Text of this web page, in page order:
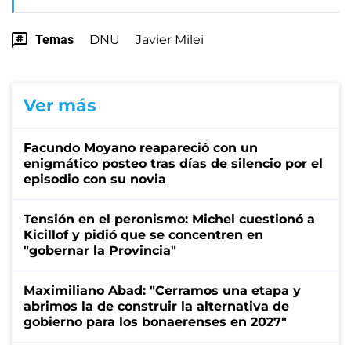
Temas DNU Javier Milei
Ver más
Facundo Moyano reapareció con un
enigmático posteo tras días de silencio por el
episodio con su novia
Tensión en el peronismo: Michel cuestionó a
Kicillof y pidió que se concentren en
"gobernar la Provincia"
Maximiliano Abad: "Cerramos una etapa y
abrimos la de construir la alternativa de
gobierno para los bonaerenses en 2027"